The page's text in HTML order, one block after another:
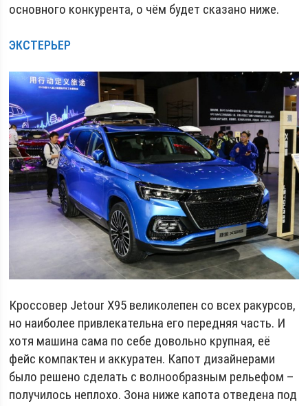
основного конкурента, о чём будет сказано ниже.
ЭКСТЕРЬЕР
Кроссовер Jetour X95 великолепен со всех ракурсов,
но наиболее привлекательна его передняя часть. И
хотя машина сама по себе довольно крупная, её
фейс компактен и аккуратен. Капот дизайнерами
было решено сделать с волнообразным рельефом –
получилось неплохо. Зона ниже капота отведена под